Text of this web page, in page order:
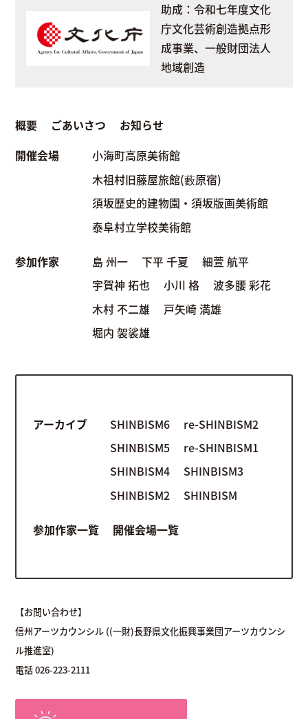
助成：令和七年度文化
庁文化芸術創造拠点形
成事業、一般財団法人
地域創造
概要 ごあいさつ
お知らせ
開催会場
小海町高原美術館
木祖村旧藤屋旅館(藪原宿)
須坂歴史的建物園・須坂版画美術館
泰阜村立学校美術館
参加作家 島 州一 下平 千夏
細萱 航平
宇賀神 拓也
小川 格
波多腰 彩花
木村 不二雄
戸矢崎 満雄
堀内 袈裟雄
アーカイブ SHINBISM6
re-SHINBISM2
SHINBISM5
re-SHINBISM1
SHINBISM4
SHINBISM3
SHINBISM2
SHINBISM
参加作家一覧 開催会場一覧
【お問い合わせ】
信州アーツカウンシル ((一財)長野県文化振興事業団アーツカウンシ
ル推進室)
電話 026-223-2111